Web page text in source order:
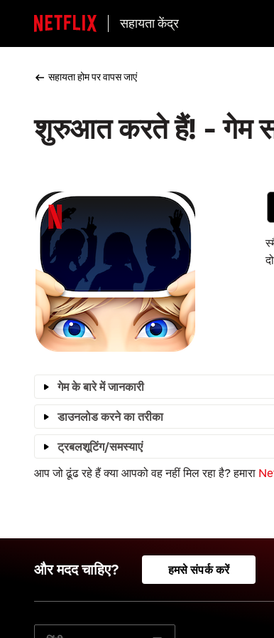
सहायता केंद्र
सहायता होम पर वापस जाएं
शुरुआत करते हैं! - गेम
गेम के बारे में जानकारी
डाउनलोड करने का तरीका
ट्रबलशूटिंग/समस्याएं
आप जो ढूंढ रहे हैं क्या आपको वह नहीं मिल रहा है? हमारा
और मदद चाहिए? हमसे संपर्क करें
अपनी पसंदीदा भाषा चुनें: